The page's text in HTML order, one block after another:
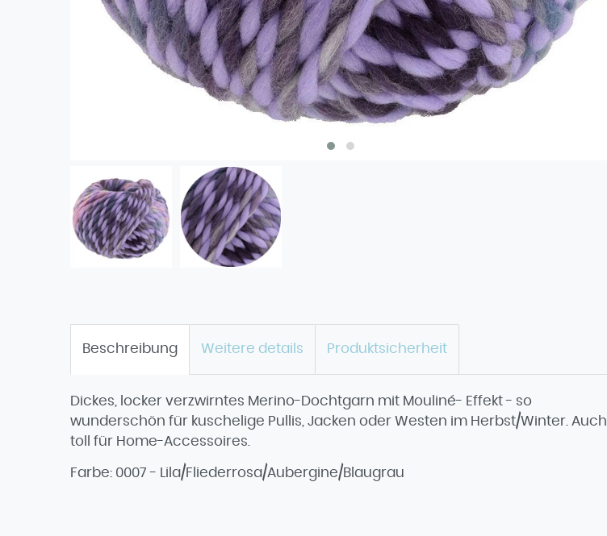
Beschreibung Weitere details Produktsicherheit
Dickes, locker verzwirntes Merino-Dochtgarn mit Mouliné- Effekt - so
wunderschön für kuschelige Pullis, Jacken oder Westen im Herbst/Winter. Auch
toll für Home-Accessoires.
Farbe: 0007 - Lila/Fliederrosa/Aubergine/Blaugrau